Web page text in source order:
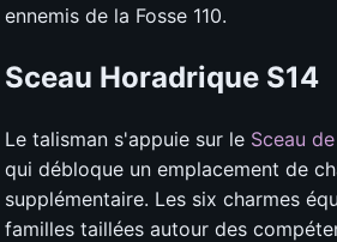
ennemis de la Fosse 110.
Sceau Horadrique S14
Le talisman s'appuie sur le Sceau
qui débloque un emplacement de
supplémentaire. Les six charmes
familles taillées autour des